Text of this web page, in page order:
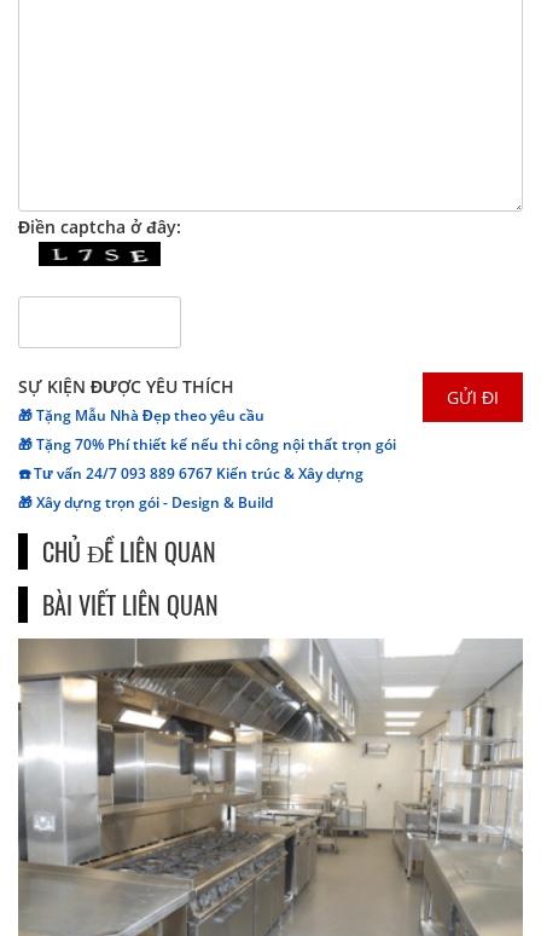
Điền captcha ở đây:
SỰ KIỆN ĐƯỢC YÊU THÍCH
🎁 Tặng Mẫu Nhà Đẹp theo yêu cầu
🎁 Tặng 70% Phí thiết kế nếu thi công nội thất trọn gói
☎️ Tư vấn 24/7 093 889 6767 Kiến trúc & Xây dựng
🎁 Xây dựng trọn gói - Design & Build
CHỦ ĐỀ LIÊN QUAN
BÀI VIẾT LIÊN QUAN